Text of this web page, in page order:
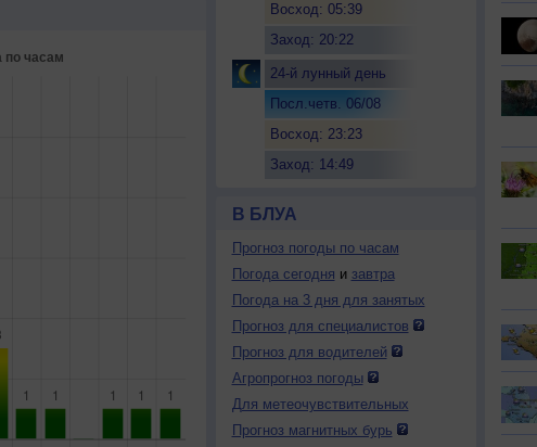
Восход: 05:39
Заход: 20:22
24-й лунный день
Посл.четв. 06/08
Восход: 23:23
Заход: 14:49
В БЛУА
Прогноз погоды по часам
Погода сегодня и завтра
Погода на 3 дня для занятых
Прогноз для специалистов
Прогноз для водителей
Агропрогноз погоды
Для метеочувствительных
Прогноз магнитных бурь